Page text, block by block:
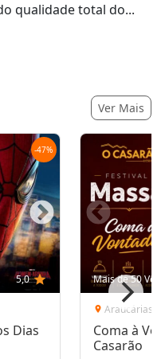
qualidade total do...
Ver Mais
-47%
5,0 star
Dias
Mais de 50
location_on Araucárias
Coma à
Casarão